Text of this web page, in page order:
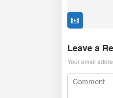
Leave a
Your email